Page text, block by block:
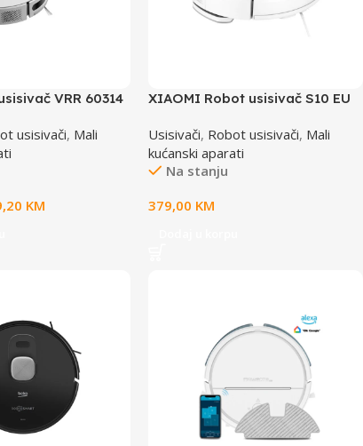
VRR 60314
usisivači, Mali
KM
XIAOMI Robot usisivač S10 EU
Usisivači, Robot usisivači, Mali
kućanski aparati
Na stanju
379,00 KM